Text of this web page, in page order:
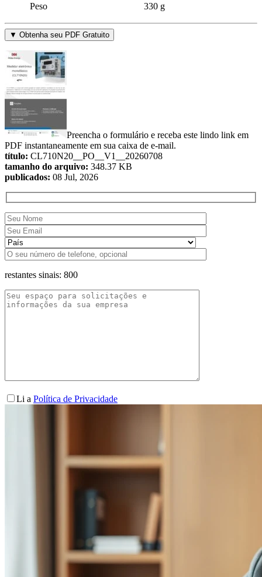
Peso
330 g
▼ Obtenha seu PDF Gratuito
Preencha o formulário e receba este lindo link em
PDF instantaneamente em sua caixa de e-mail.
título: CL710N20__PO__V1__20260708
tamanho do arquivo: 348.37 KB
publicados: 08 Jul, 2026
restantes sinais: 800
Li a Política de Privacidade